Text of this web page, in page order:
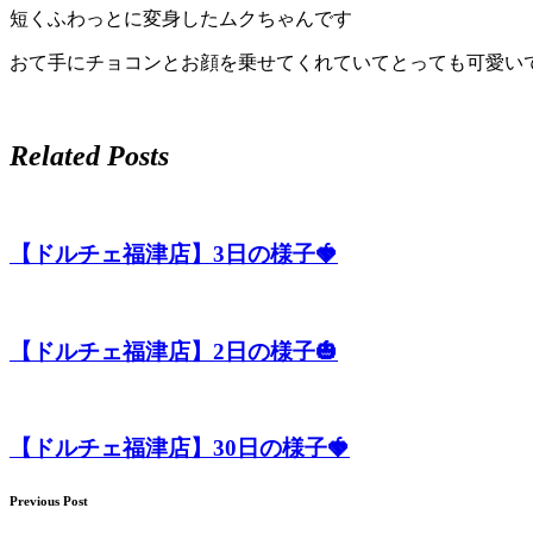
短くふわっとに変身したムクちゃんです
おて手にチョコンとお顔を乗せてくれていてとっても可愛い
Related Posts
【ドルチェ福津店】3日の様子🍓
【ドルチェ福津店】2日の様子🎃
【ドルチェ福津店】30日の様子🍓
Previous Post